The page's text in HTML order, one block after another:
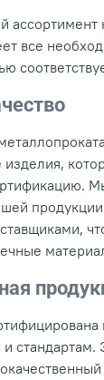
все
изделия,
стандартам.